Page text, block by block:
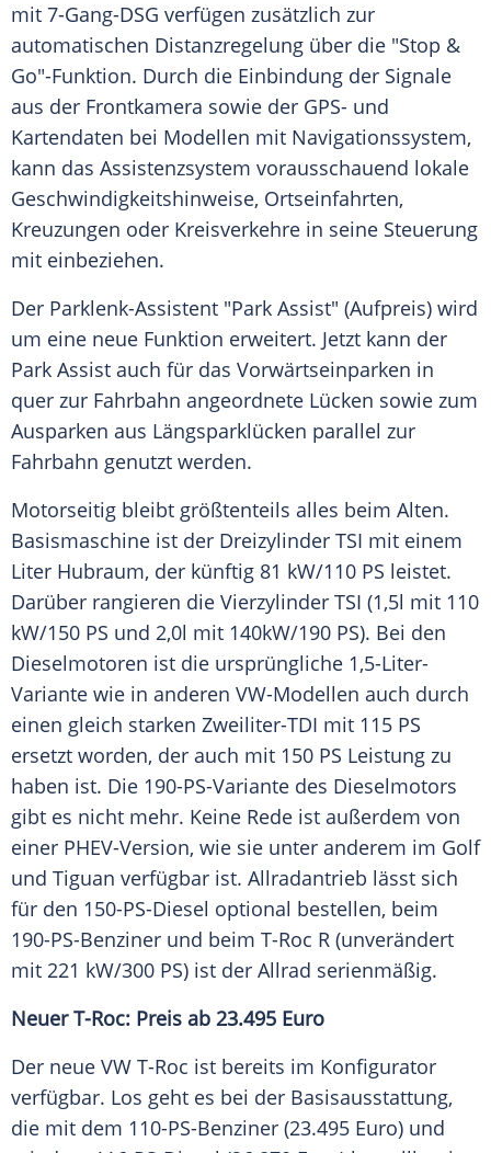
mit 7-Gang-DSG verfügen zusätzlich zur
automatischen Distanzregelung über die "Stop &
Go"-Funktion. Durch die Einbindung der Signale
aus der Frontkamera sowie der GPS- und
Kartendaten bei Modellen mit Navigationssystem,
kann das Assistenzsystem vorausschauend lokale
Geschwindigkeitshinweise, Ortseinfahrten,
Kreuzungen oder Kreisverkehre in seine Steuerung
mit einbeziehen.
Der Parklenk-Assistent "Park Assist" (Aufpreis) wird
um eine neue Funktion erweitert. Jetzt kann der
Park Assist auch für das Vorwärtseinparken in
quer zur Fahrbahn angeordnete Lücken sowie zum
Ausparken aus Längsparklücken parallel zur
Fahrbahn genutzt werden.
Motorseitig bleibt größtenteils alles beim Alten.
Basismaschine ist der Dreizylinder TSI mit einem
Liter Hubraum, der künftig 81 kW/110 PS leistet.
Darüber rangieren die Vierzylinder TSI (1,5l mit 110
kW/150 PS und 2,0l mit 140kW/190 PS). Bei den
Dieselmotoren ist die ursprüngliche 1,5-Liter-
Variante wie in anderen VW-Modellen auch durch
einen gleich starken Zweiliter-TDI mit 115 PS
ersetzt worden, der auch mit 150 PS Leistung zu
haben ist. Die 190-PS-Variante des Dieselmotors
gibt es nicht mehr. Keine Rede ist außerdem von
einer PHEV-Version, wie sie unter anderem im Golf
und Tiguan verfügbar ist. Allradantrieb lässt sich
für den 150-PS-Diesel optional bestellen, beim
190-PS-Benziner und beim T-Roc R (unverändert
mit 221 kW/300 PS) ist der Allrad serienmäßig.
Neuer T-Roc: Preis ab 23.495 Euro
Der neue VW T-Roc ist bereits im Konfigurator
verfügbar. Los geht es bei der Basisausstattung,
die mit dem 110-PS-Benziner (23.495 Euro) und